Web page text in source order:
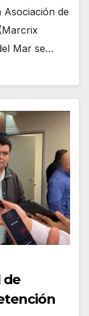
Asociación de
Mar se…
de